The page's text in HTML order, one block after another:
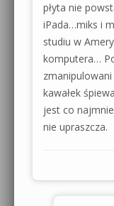
płyta nie
iPada…miks i
studiu w
komputera…
kawałek
jest co
nie upraszcza.